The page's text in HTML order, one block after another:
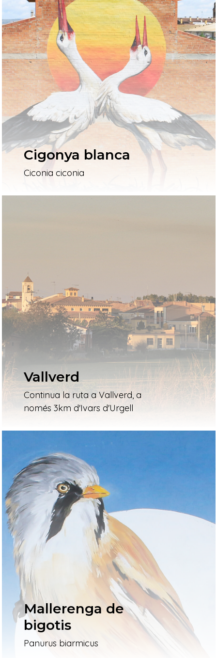
Cigonya blanca
Ciconia ciconia
Vallverd
Continua la ruta a Vallverd, a
només 3km d'Ivars d'Urgell
Mallerenga de
bigotis
Panurus biarmicus